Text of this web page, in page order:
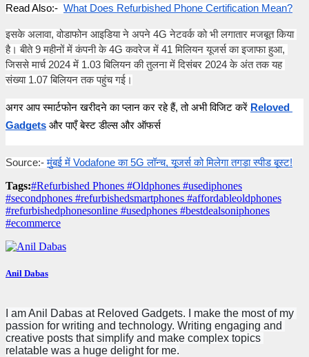
Read Also:- What Does Refurbished Phone Certification Mean?
इसके अलावा, वोडाफोन आइडिया ने अपने 4G नेटवर्क को भी लगातार मजबूत किया
है। बीते 9 महीनों में कंपनी के 4G कवरेज में 41 मिलियन यूजर्स का इजाफा हुआ,
जिससे मार्च 2024 में 1.03 बिलियन की तुलना में दिसंबर 2024 के अंत तक यह
संख्या 1.07 बिलियन तक पहुंच गई।
अगर आप स्मार्टफोन खरीदने का प्लान कर रहे हैं, तो अभी विजिट करें Reloved
Gadgets और पाएँ बेस्ट डील्स और ऑफर्स
Source:- मुंबई में Vodafone का 5G लॉन्च, यूजर्स को मिलेगा तगड़ा स्पीड बूस्ट!
Tags:#Refurbished Phones #Oldphones #usediphones
#secondphones #refurbishedsmartphones #affordableoldphones
#refurbishedphonesonline #usedphones #bestdealsoniphones
#ecommerce
Anil Dabas
I am Anil Dabas at Reloved Gadgets. I make the most of my
passion for writing and technology. Writing engaging and
creative posts that simplify and make complex topics
relatable was a huge delight for me.